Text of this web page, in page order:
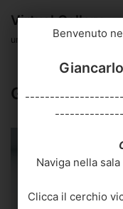
Vai
Virtual Gallery
un progetto di
Giancarlo De
Benvenuto
Naviga nella
Clicca il cerchio